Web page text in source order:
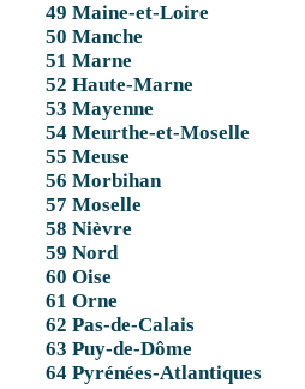
49 Maine-et-Loire
50 Manche
51 Marne
52 Haute-Marne
53 Mayenne
54 Meurthe-et-Moselle
55 Meuse
56 Morbihan
57 Moselle
58 Nièvre
59 Nord
60 Oise
61 Orne
62 Pas-de-Calais
63 Puy-de-Dôme
64 Pyrénées-Atlantiques